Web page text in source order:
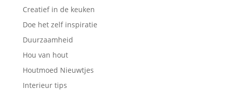
Creatief in de keuken
Doe het zelf inspiratie
Duurzaamheid
Hou van hout
Houtmoed Nieuwtjes
Interieur tips